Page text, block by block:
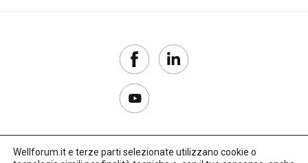
Wellforum.it e terze parti selezionate utilizzano cookie o